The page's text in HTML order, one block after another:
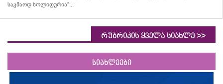
საკმაოდ სოლიდურია“...
რუბრიკის ყველა სიახლე >>
სიახლეები